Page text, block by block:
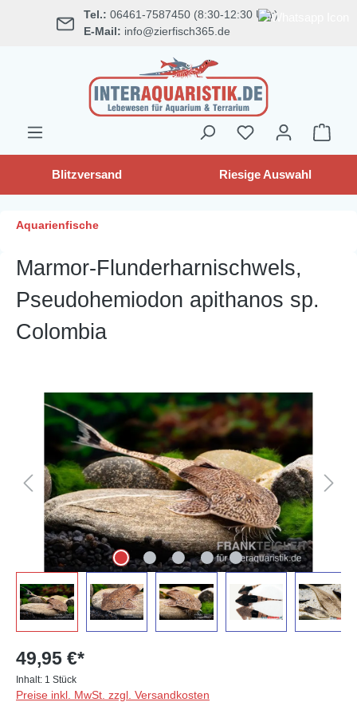
springen Tel.: 06461-7587450 (8:30-12:30 Uhr)
E-Mail: info@zierfisch365.de
Blitzversand Riesige Auswahl
Aquarienfische
Marmor-Flunderharnischwels,
Pseudohemiodon apithanos sp.
Colombia
Bildergalerie überspringen
49,95 €*
Inhalt: 1 Stück
Preise inkl. MwSt. zzgl. Versandkosten